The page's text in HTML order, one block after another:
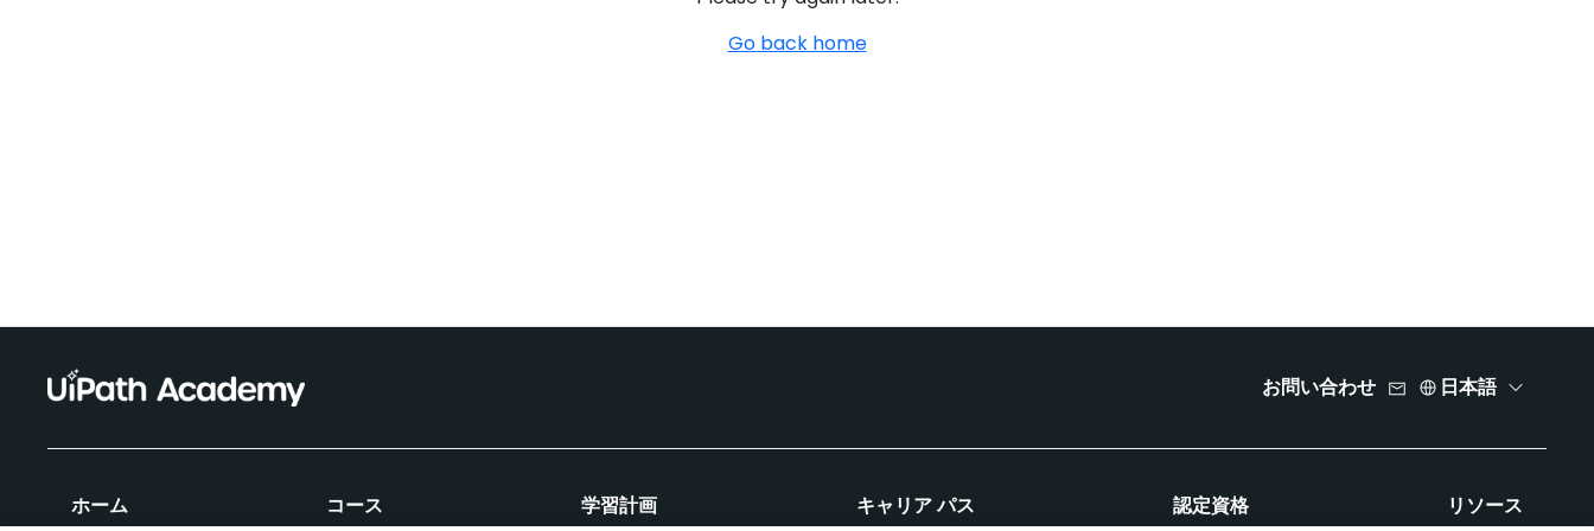
Go back home
お問い合わせ 日本語
ホーム コース 学習計画 キャリア パス 認定資格 リソース